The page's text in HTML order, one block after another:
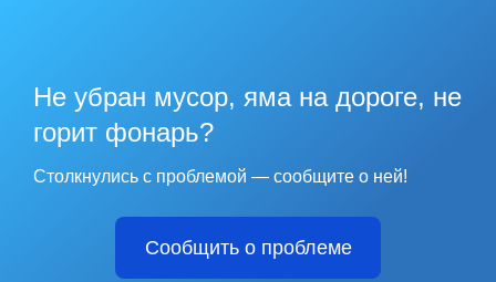
Не убран мусор, яма на дороге, не
горит фонарь?
Столкнулись с проблемой — сообщите о ней!
Сообщить о проблеме